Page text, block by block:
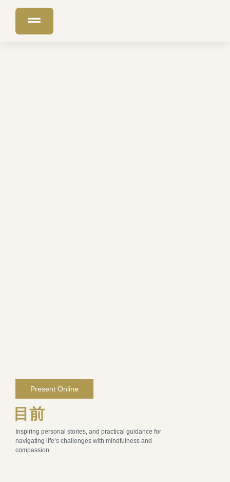
Present Online
目前
Inspiring personal stories, and practical guidance for
navigating life’s challenges with mindfulness and
compassion.